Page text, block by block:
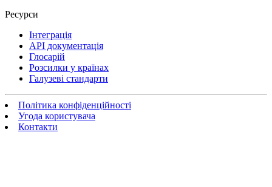
Ресурси
Інтеграція
API документація
Глосарій
Розсилки у країнах
Галузеві стандарти
Політика конфіденційності
Угода користувача
Контакти